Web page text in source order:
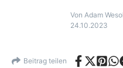
Von Adam
24.10.2023
Beitrag teilen